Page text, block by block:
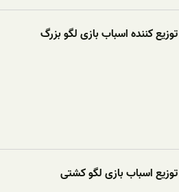
توزیع کننده اسباب بازی لگو بزرگ
توزیع اسباب بازی لگو کشتی